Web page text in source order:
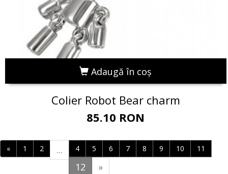
Adaugă în coş
Colier Robot Bear charm
85.10 RON
« 1 2 ... 4 5 6 7 8 9 10 11
12 »